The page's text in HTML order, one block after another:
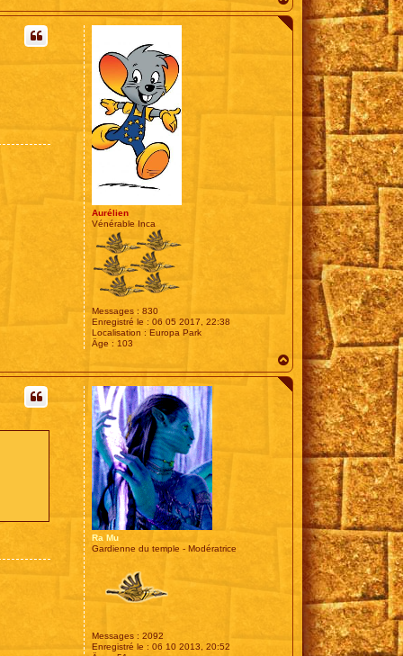
a
u
Aurélien
Vénérable Inca
Messages : 830
Enregistré le : 06 05 2017, 22:38
Localisation : Europa Park
Âge : 103
a
u
Ra Mu
Gardienne du temple - Modératrice
Messages : 2092
Enregistré le : 06 10 2013, 20:52